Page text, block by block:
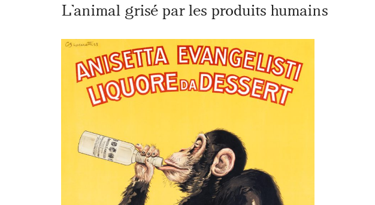
L’animal grisé par les produits humains